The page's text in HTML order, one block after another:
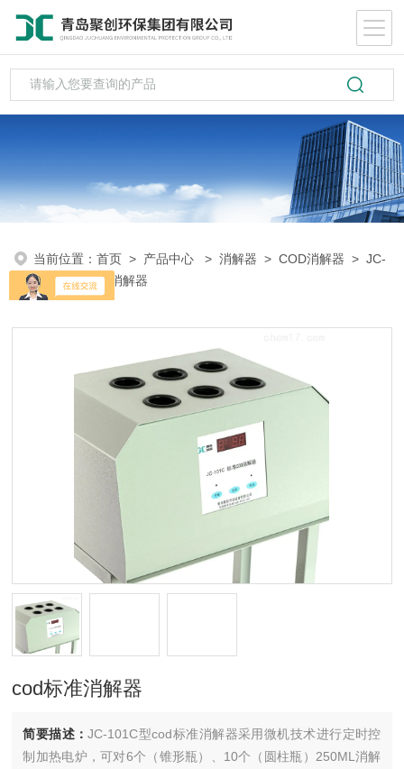
当前位置：首页 > 产品中心 >消解器 >COD消解器 > JC-
101Ccod标准消解器
cod标准消解器
简要描述：JC-101C型cod标准消解器采用微机技术进行定时控
制加热电炉，可对6个（锥形瓶）、10个（圆柱瓶）250ML消解